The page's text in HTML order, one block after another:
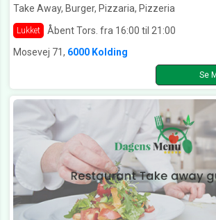
Take Away, Burger, Pizzaria, Pizzeria
Lukket Åbent Tors. fra 16:00 til 21:00
Mosevej 71, 6000 Kolding
Se